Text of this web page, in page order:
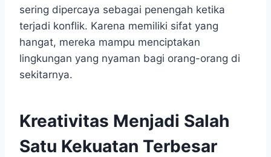
sering dipercaya sebagai penengah ketika
terjadi konflik. Karena memiliki sifat yang
hangat, mereka mampu menciptakan
lingkungan yang nyaman bagi orang-orang di
sekitarnya.
Kreativitas Menjadi Salah
Satu Kekuatan Terbesar